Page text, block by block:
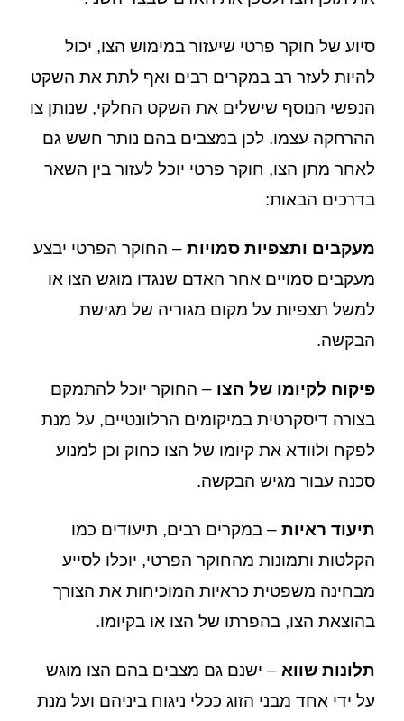
סיוע של חוקר פרטי שיעזור במימוש הצו, יכול
להיות לעזר רב במקרים רבים ואף לתת את השקט
הנפשי הנוסף שישלים את השקט החלקי, שנותן צו
ההרחקה עצמו. לכן במצבים בהם נותר חשש גם
לאחר מתן הצו, חוקר פרטי יוכל לעזור בין השאר
בדרכים הבאות:
מעקבים ותצפיות סמויות – החוקר הפרטי יבצע
מעקבים סמויים אחר האדם שנגדו מוגש הצו או
למשל תצפיות על מקום מגוריה של מגישת
הבקשה.
פיקוח לקיומו של הצו – החוקר יוכל להתמקם
בצורה דיסקרטית במיקומים הרלוונטיים, על מנת
לפקח ולוודא את קיומו של הצו כחוק וכן למנוע
סכנה עבור מגיש הבקשה.
תיעוד ראיות – במקרים רבים, תיעודים כמו
הקלטות ותמונות מהחוקר הפרטי, יוכלו לסייע
מבחינה משפטית כראיות המוכיחות את הצורך
בהוצאת הצו, בהפרתו של הצו או בקיומו.
תלונות שווא – ישנם גם מצבים בהם הצו מוגש
על ידי אחד מבני הזוג ככלי ניגוח ביניהם ועל מנת